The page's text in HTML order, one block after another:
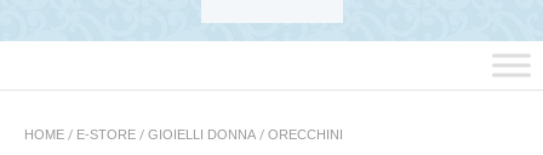
HOME / E-STORE / GIOIELLI DONNA / ORECCHINI